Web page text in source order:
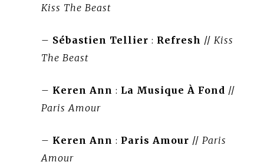
Kiss The Beast
– Sébastien Tellier : Refresh // Kiss
The Beast
– Keren Ann : La Musique À Fond //
Paris Amour
– Keren Ann : Paris Amour // Paris
Amour